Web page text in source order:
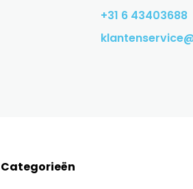
+31 6 43403688
Categorieën